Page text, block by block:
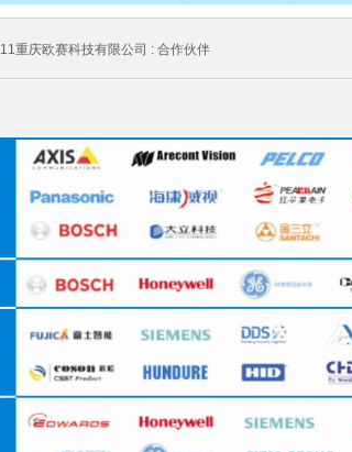
11重庆欧赛科技有限公司 : 合作伙伴